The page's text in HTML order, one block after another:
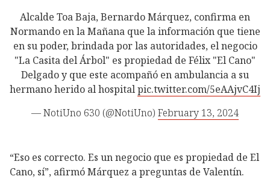
Alcalde Toa Baja, Bernardo Márquez, confirma en
Normando en la Mañana que la información que tiene
en su poder, brindada por las autoridades, el negocio
"La Casita del Árbol" es propiedad de Félix "El Cano"
Delgado y que este acompañó en ambulancia a su
hermano herido al hospitalpic.twitter.com/5eAAjvC4Ij
— NotiUno 630 (@NotiUno) February 13, 2024
“Eso es correcto. Es un negocio que es propiedad de El
Cano, sí”, afirmó Márquez a preguntas de Valentín.